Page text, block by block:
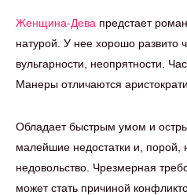
Женщина-Дева предстает
натурой. У нее хорошо развито
вульгарности, неопрятности.
Манеры отличаются
Обладает быстрым умом и
малейшие недостатки и, порой,
недовольство. Чрезмерная
может стать причиной